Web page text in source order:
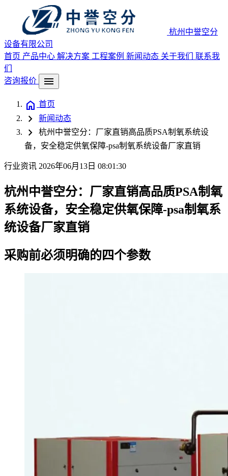
杭州中誉空分
设备有限公司
首页 产品中心 解决方案 工程案例 新闻动态 关于我们 联系我
们
咨询报价
menu
home 首页
chevron_right 新闻动态
chevron_right
杭州中誉空分：厂家直销高品质PSA制氧系统设
备，安全稳定供氧保障-psa制氧系统设备厂家直销
行业资讯 2026年06月13日 08:01:30
杭州中誉空分：厂家直销高品质PSA制氧
系统设备，安全稳定供氧保障-psa制氧系
统设备厂家直销
采购前必须明确的四个参数